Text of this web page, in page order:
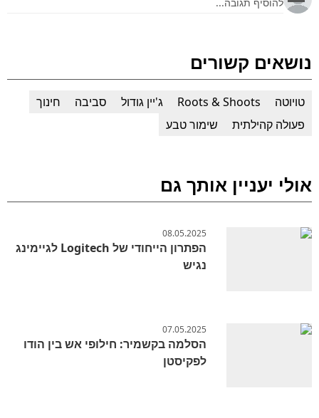
נושאים קשורים
טויוטה Roots & Shoots ג'יין גודול סביבה
חינוך
פעולה קהילתית
שימור טבע
אולי יעניין אותך גם
08.05.2025
הפתרון הייחודי של Logitech לגיימינג
נגיש
07.05.2025
הסלמה בקשמיר: חילופי אש בין הודו
לפקיסטן